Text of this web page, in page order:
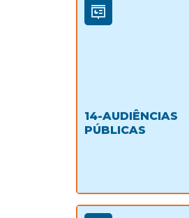
14-AUDIÊNCIAS
PÚBLICAS